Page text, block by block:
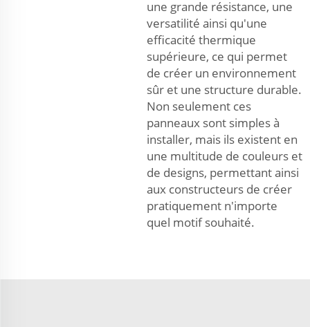
une grande résistance, une
versatilité ainsi qu'une
efficacité thermique
supérieure, ce qui permet
de créer un environnement
sûr et une structure durable.
Non seulement ces
panneaux sont simples à
installer, mais ils existent en
une multitude de couleurs et
de designs, permettant ainsi
aux constructeurs de créer
pratiquement n'importe
quel motif souhaité.